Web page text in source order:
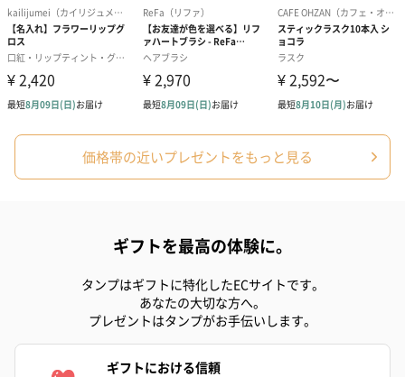
生花
生花のブーケを同梱します。
※9-15時にご注文いただく場合、最短のお届け可能日が通常より
シーズンブーケ（ひま
わり）（1,880円）
ブーケ（ホワイトグリ
ーン）（1,650円）
価格帯の近いプレゼントをもっと見る
ギフトを最高の体験に。
タンプはギフトに特化したECサイトです。
あなたの大切な方へ。
プレゼントはタンプがお手伝いします。
ギフトにおける信頼